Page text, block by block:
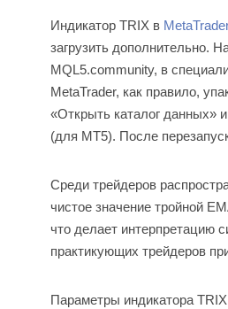
Индикатор TRIX в
загрузить дополнительно.
MQL5.community, в
MetaTrader, как правило,
«Открыть каталог данных»
(для MT5). После
Среди трейдеров
чистое значение тройной
что делает интерпретацию
практикующих трейдеров
Параметры индикатора